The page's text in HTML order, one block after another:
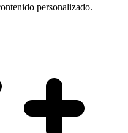
personalizado.